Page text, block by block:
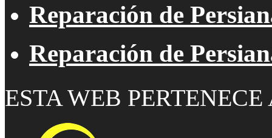
Reparación de
Reparación de
ESTA WEB PERTENECE